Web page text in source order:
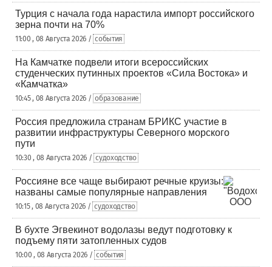
Турция с начала года нарастила импорт российского
зерна почти на 70%
11:00 , 08 Августа 2026 / события
На Камчатке подвели итоги всероссийских
студенческих путинных проектов «Сила Востока» и
«Камчатка»
10:45 , 08 Августа 2026 / образование
Россия предложила странам БРИКС участие в
развитии инфраструктуры Северного морского
пути
10:30 , 08 Августа 2026 / судоходство
Россияне все чаще выбирают речные круизы:
названы самые популярные направления
10:15 , 08 Августа 2026 / судоходство
В бухте Эгвекинот водолазы ведут подготовку к
подъему пяти затопленных судов
10:00 , 08 Августа 2026 / события